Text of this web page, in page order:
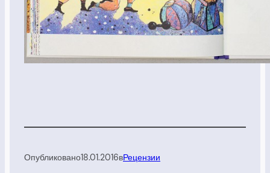
Опубликовано18.01.2016вРецензии